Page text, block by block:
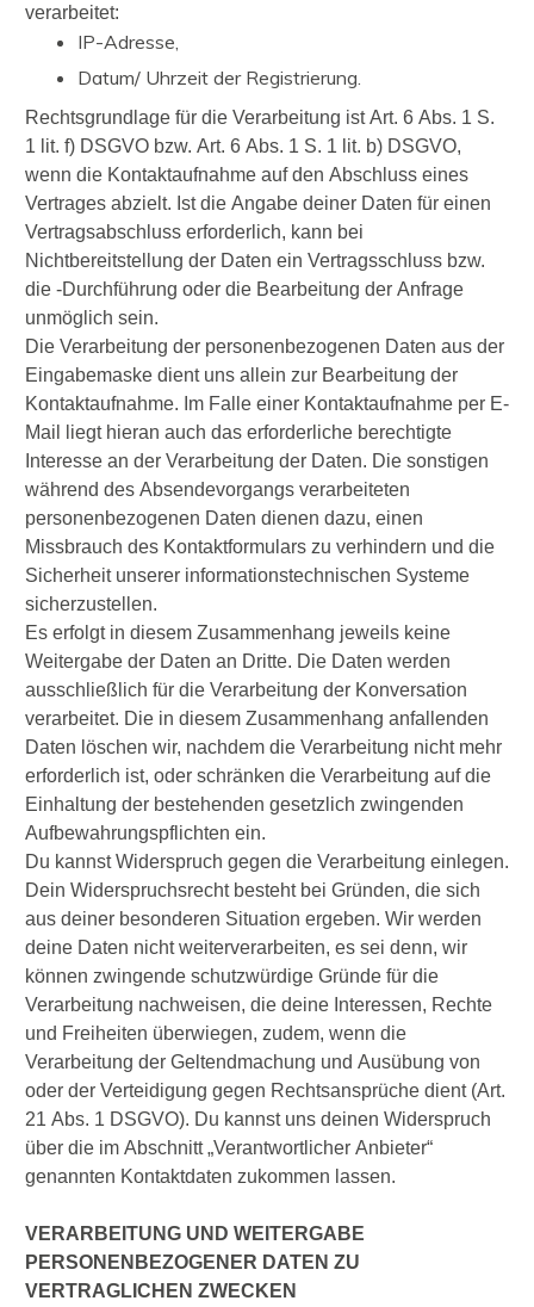
verarbeitet:
IP-Adresse,
Datum/ Uhrzeit der Registrierung.
Rechtsgrundlage für die Verarbeitung ist Art. 6 Abs. 1 S.
1 lit. f) DSGVO bzw. Art. 6 Abs. 1 S. 1 lit. b) DSGVO,
wenn die Kontaktaufnahme auf den Abschluss eines
Vertrages abzielt. Ist die Angabe deiner Daten für einen
Vertragsabschluss erforderlich, kann bei
Nichtbereitstellung der Daten ein Vertragsschluss bzw.
die -Durchführung oder die Bearbeitung der Anfrage
unmöglich sein.
Die Verarbeitung der personenbezogenen Daten aus der
Eingabemaske dient uns allein zur Bearbeitung der
Kontaktaufnahme. Im Falle einer Kontaktaufnahme per E-
Mail liegt hieran auch das erforderliche berechtigte
Interesse an der Verarbeitung der Daten. Die sonstigen
während des Absendevorgangs verarbeiteten
personenbezogenen Daten dienen dazu, einen
Missbrauch des Kontaktformulars zu verhindern und die
Sicherheit unserer informationstechnischen Systeme
sicherzustellen.
Es erfolgt in diesem Zusammenhang jeweils keine
Weitergabe der Daten an Dritte. Die Daten werden
ausschließlich für die Verarbeitung der Konversation
verarbeitet. Die in diesem Zusammenhang anfallenden
Daten löschen wir, nachdem die Verarbeitung nicht mehr
erforderlich ist, oder schränken die Verarbeitung auf die
Einhaltung der bestehenden gesetzlich zwingenden
Aufbewahrungspflichten ein.
Du kannst Widerspruch gegen die Verarbeitung einlegen.
Dein Widerspruchsrecht besteht bei Gründen, die sich
aus deiner besonderen Situation ergeben. Wir werden
deine Daten nicht weiterverarbeiten, es sei denn, wir
können zwingende schutzwürdige Gründe für die
Verarbeitung nachweisen, die deine Interessen, Rechte
und Freiheiten überwiegen, zudem, wenn die
Verarbeitung der Geltendmachung und Ausübung von
oder der Verteidigung gegen Rechtsansprüche dient (Art.
21 Abs. 1 DSGVO). Du kannst uns deinen Widerspruch
über die im Abschnitt „Verantwortlicher Anbieter“
genannten Kontaktdaten zukommen lassen.
VERARBEITUNG UND WEITERGABE
PERSONENBEZOGENER DATEN ZU
VERTRAGLICHEN ZWECKEN